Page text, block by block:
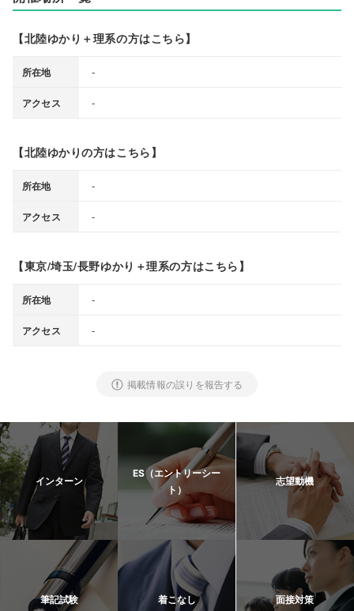
【北陸ゆかり＋理系の方はこちら】
所在地 -
アクセス -
【北陸ゆかりの方はこちら】
所在地 -
アクセス -
【東京/埼玉/長野ゆかり＋理系の方はこちら】
所在地 -
アクセス -
掲載情報の誤りを報告する
インターン
ES（エントリーシー
ト）
志望動機
筆記試験 着こなし 面接対策